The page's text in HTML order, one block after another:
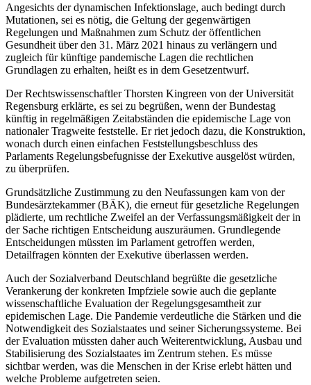
Angesichts der dynamischen Infektionslage, auch bedingt durch
Mutationen, sei es nötig, die Geltung der gegenwärtigen
Regelungen und Maßnahmen zum Schutz der öffentlichen
Gesundheit über den 31. März 2021 hinaus zu verlängern und
zugleich für künftige pandemische Lagen die rechtlichen
Grundlagen zu erhalten, heißt es in dem Gesetzentwurf.
Der Rechtswissenschaftler Thorsten Kingreen von der Universität
Regensburg erklärte, es sei zu begrüßen, wenn der Bundestag
künftig in regelmäßigen Zeitabständen die epidemische Lage von
nationaler Tragweite feststelle. Er riet jedoch dazu, die Konstruktion,
wonach durch einen einfachen Feststellungsbeschluss des
Parlaments Regelungsbefugnisse der Exekutive ausgelöst würden,
zu überprüfen.
Grundsätzliche Zustimmung zu den Neufassungen kam von der
Bundesärztekammer (BÄK), die erneut für gesetzliche Regelungen
plädierte, um rechtliche Zweifel an der Verfassungsmäßigkeit der in
der Sache richtigen Entscheidung auszuräumen. Grundlegende
Entscheidungen müssten im Parlament getroffen werden,
Detailfragen könnten der Exekutive überlassen werden.
Auch der Sozialverband Deutschland begrüßte die gesetzliche
Verankerung der konkreten Impfziele sowie auch die geplante
wissenschaftliche Evaluation der Regelungsgesamtheit zur
epidemischen Lage. Die Pandemie verdeutliche die Stärken und die
Notwendigkeit des Sozialstaates und seiner Sicherungssysteme. Bei
der Evaluation müssten daher auch Weiterentwicklung, Ausbau und
Stabilisierung des Sozialstaates im Zentrum stehen. Es müsse
sichtbar werden, was die Menschen in der Krise erlebt hätten und
welche Probleme aufgetreten seien.